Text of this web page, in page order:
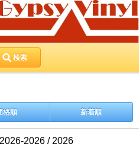
検索
格順 新着順
2026 / 2026